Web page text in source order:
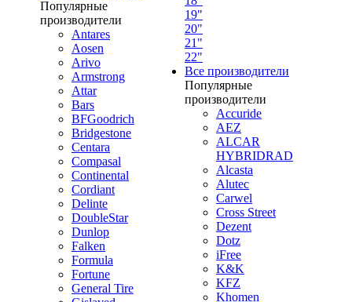
Популярные
производители
Antares
Aosen
Arivo
Armstrong
Attar
Bars
BFGoodrich
Bridgestone
Centara
Compasal
Continental
Cordiant
Delinte
DoubleStar
Dunlop
Falken
Formula
Fortune
General Tire
19"
20"
21"
22"
Все производители
Популярные
производители
Accuride
AEZ
ALCAR
HYBRIDRAD
Alcasta
Alutec
Carwel
Cross Street
Dezent
Dotz
iFree
K&K
KFZ
Khomen